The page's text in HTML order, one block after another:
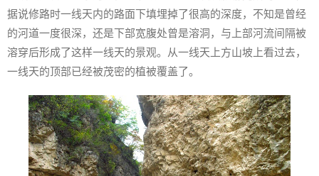
据说修路时一线天内的路面下填埋掉了很高的深度，不知是曾经
的河道一度很深，还是下部宽腹处曾是溶洞，与上部河流间隔被
溶穿后形成了这样一线天的景观。从一线天上方山坡上看过去，
一线天的顶部已经被茂密的植被覆盖了。